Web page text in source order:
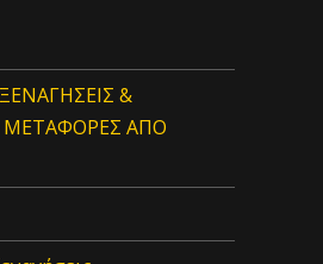
&
ΜΕΤΑΦΟΡΕΣ ΑΠΟ